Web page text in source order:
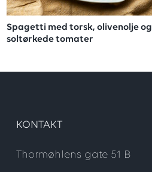
Spagetti med torsk, olivenolje og
soltørkede tomater
KONTAKT
Thormøhlens gate 51 B